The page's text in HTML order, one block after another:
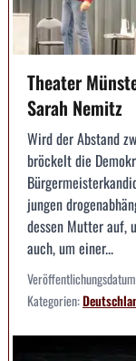
Theater
Sarah Nemitz
Wird der Abstand
bröckelt die
jungen
dessen Mutter auf,
auch, um einer...
Kategorien: